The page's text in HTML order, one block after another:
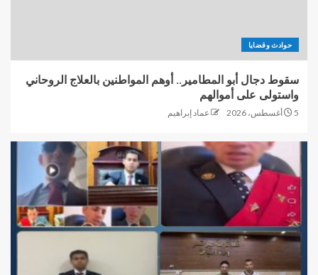
حوادث وقضايا
سقوط دجال أبو المطامير.. أوهم المواطنين بالعلاج الروحاني
واستولى على أموالهم
5 أغسطس، 2026 عماد إبراهيم